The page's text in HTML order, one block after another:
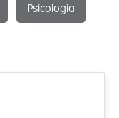
Psicologia